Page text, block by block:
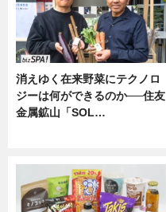
消えゆく在来野菜にテクノロ
ジーは何ができるのか──住友
金属鉱山「SOL…